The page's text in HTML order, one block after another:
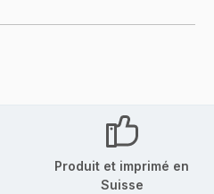
Produit et imprimé en
Suisse